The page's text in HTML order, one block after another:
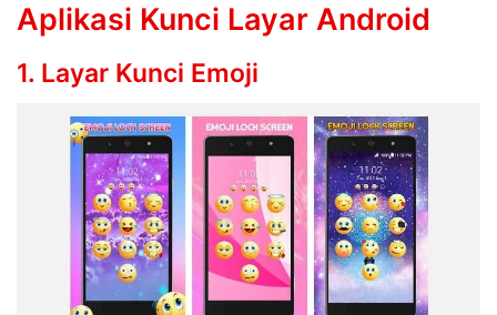
Aplikasi Kunci Layar Android
1. Layar Kunci Emoji